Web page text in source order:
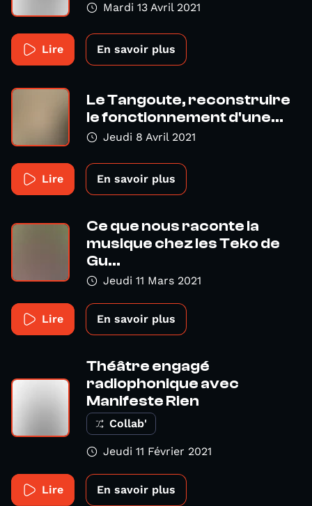
Mardi 13 Avril 2021
Lire En savoir plus
Le Tangoute, reconstruire
le fonctionnement d'une...
Jeudi 8 Avril 2021
Lire En savoir plus
Ce que nous raconte la
musique chez les Teko de
Gu...
Jeudi 11 Mars 2021
Lire En savoir plus
Théâtre engagé
radiophonique avec
Manifeste Rien
Collab'
Jeudi 11 Février 2021
Lire En savoir plus